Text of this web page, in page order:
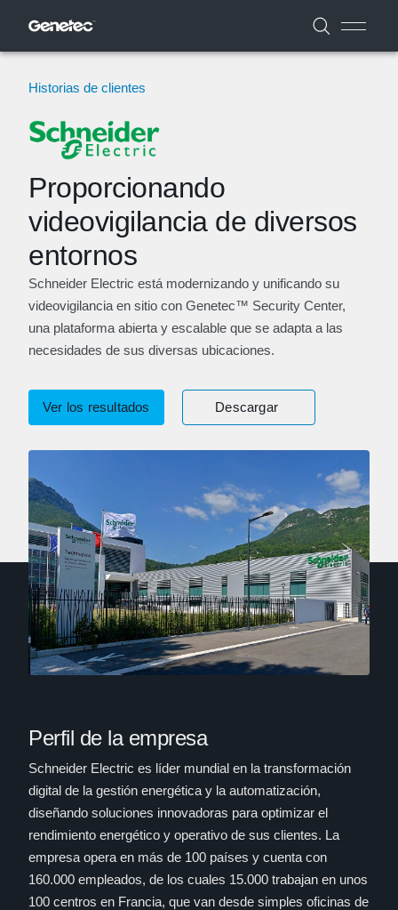
Historias de clientes
Proporcionando
videovigilancia de diversos
entornos
Schneider Electric está modernizando y unificando su
videovigilancia en sitio con Genetec™ Security Center,
una plataforma abierta y escalable que se adapta a las
necesidades de sus diversas ubicaciones.
Ver los resultados Descargar
Perfil de la empresa
Schneider Electric es líder mundial en la transformación
digital de la gestión energética y la automatización,
diseñando soluciones innovadoras para optimizar el
rendimiento energético y operativo de sus clientes. La
empresa opera en más de 100 países y cuenta con
160.000 empleados, de los cuales 15.000 trabajan en unos
100 centros en Francia, que van desde simples oficinas de